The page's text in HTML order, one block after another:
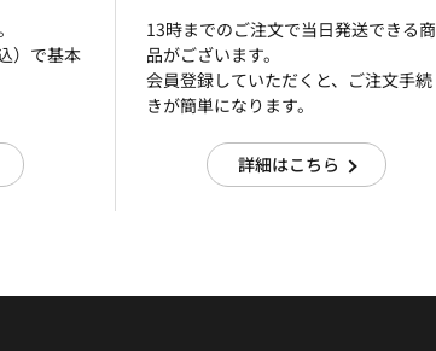
）で基本
13時までのご注文で当日発送できる商
品がございます。
会員登録していただくと、ご注文手続
きが簡単になります。
詳細はこちら